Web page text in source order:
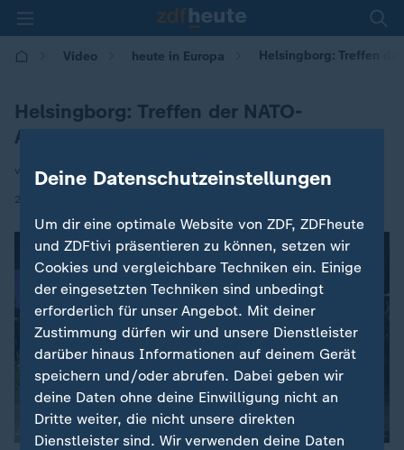
Video heute in Europa Helsingborg: Treffen
Helsingborg: Treffen der NATO-
Außenminister
von Isabelle Schaefers
22.05.2026 | 16:00
Deine Datenschutzeinstellungen
Um dir eine optimale Website von ZDF, ZDFheute
und ZDFtivi präsentieren zu können, setzen wir
Cookies und vergleichbare Techniken ein. Einige
der eingesetzten Techniken sind unbedingt
erforderlich für unser Angebot. Mit deiner
Zustimmung dürfen wir und unsere Dienstleister
darüber hinaus Informationen auf deinem Gerät
speichern und/oder abrufen. Dabei geben wir
deine Daten ohne deine Einwilligung nicht an
Dritte weiter, die nicht unsere direkten
Dienstleister sind. Wir verwenden deine Daten